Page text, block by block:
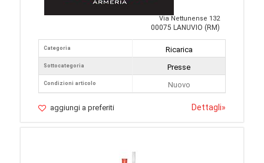
Via Nettunense 132
00075 LANUVIO (RM)
Categoria
Sottocategoria
Condizioni articolo
Ricarica
Presse
Nuovo
aggiungi a preferiti Dettagli»